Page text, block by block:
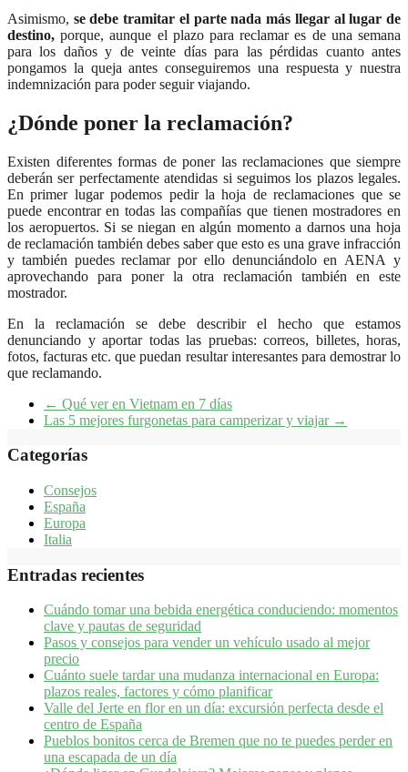
Asimismo, se debe tramitar el parte nada más llegar al lugar de
destino, porque, aunque el plazo para reclamar es de una semana
para los daños y de veinte días para las pérdidas cuanto antes
pongamos la queja antes conseguiremos una respuesta y nuestra
indemnización para poder seguir viajando.
¿Dónde poner la reclamación?
Existen diferentes formas de poner las reclamaciones que siempre
deberán ser perfectamente atendidas si seguimos los plazos legales.
En primer lugar podemos pedir la hoja de reclamaciones que se
puede encontrar en todas las compañías que tienen mostradores en
los aeropuertos. Si se niegan en algún momento a darnos una hoja
de reclamación también debes saber que esto es una grave infracción
y también puedes reclamar por ello denunciándolo en AENA y
aprovechando para poner la otra reclamación también en este
mostrador.
En la reclamación se debe describir el hecho que estamos
denunciando y aportar todas las pruebas: correos, billetes, horas,
fotos, facturas etc. que puedan resultar interesantes para demostrar lo
que reclamando.
← Qué ver en Vietnam en 7 días
Las 5 mejores furgonetas para camperizar y viajar →
Categorías
Consejos
España
Europa
Italia
Entradas recientes
Cuándo tomar una bebida energética conduciendo: momentos
clave y pautas de seguridad
Pasos y consejos para vender un vehículo usado al mejor
precio
Cuánto suele tardar una mudanza internacional en Europa:
plazos reales, factores y cómo planificar
Valle del Jerte en flor en un día: excursión perfecta desde el
centro de España
Pueblos bonitos cerca de Bremen que no te puedes perder en
una escapada de un día